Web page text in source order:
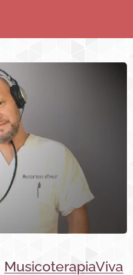
MusicoterapiaViva